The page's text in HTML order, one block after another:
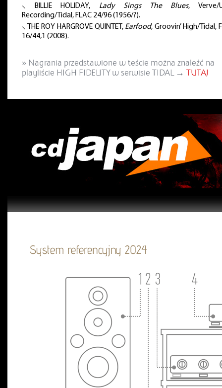
⸜ BILLIE HOLIDAY, Lady Sings The Blues, Verve/
Recording/Tidal, FLAC 24/96 (1956/?).
⸜ THE ROY HARGROVE QUINTET, Earfood, Groovin’ High/Tidal,
16/44,1 (2008).
» Nagrania przedstawione w teście można znaleźć na
playliście HIGH FIDELITY w serwisie TIDAL → TUTAJ
System referencyjny 2024